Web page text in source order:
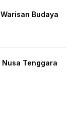
Budaya
Tenggara